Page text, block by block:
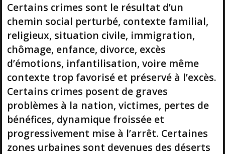
Certains crimes sont le résultat d’un
chemin social perturbé, contexte familial,
religieux, situation civile, immigration,
chômage, enfance, divorce, excès
d’émotions, infantilisation, voire même
contexte trop favorisé et préservé à l’excès.
Certains crimes posent de graves
problèmes à la nation, victimes, pertes de
bénéfices, dynamique froissée et
progressivement mise à l’arrêt. Certaines
zones urbaines sont devenues des déserts